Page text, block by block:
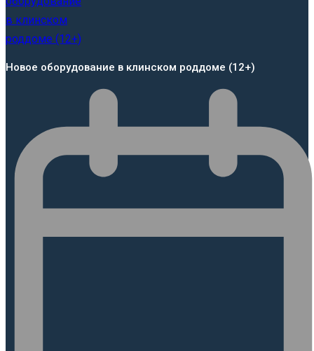
Новое оборудование в клинском роддоме (12+)